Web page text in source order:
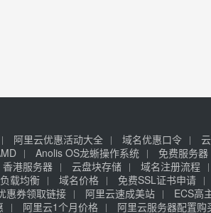
阿里云优惠活动大全 域名优惠口令
Anolis OS龙蜥操作系统 免费服务器
香港服务器 云盘块存储 域名注册流程
负载均衡 域名价格 免费SSL证书申请
惠券领取链接 阿里云速成美站 ECS高
阿里云1个月价格 阿里云服务器配置购